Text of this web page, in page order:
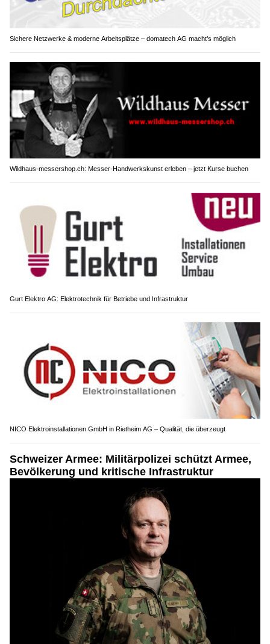
Sichere Netzwerke & moderne Arbeitsplätze – domatech AG macht’s möglich
Wildhaus-messershop.ch: Messer-Handwerkskunst erleben – jetzt Kurse buchen
Gurt Elektro AG: Elektrotechnik für Betriebe und Infrastruktur
NICO Elektroinstallationen GmbH in Rietheim AG – Qualität, die überzeugt
Schweizer Armee: Militärpolizei schützt Armee,
Bevölkerung und kritische Infrastruktur